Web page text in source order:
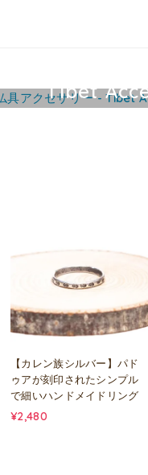
Tibet
【カレン族シルバー】パド
ゥアが刻印されたシンプル
で細いハンドメイドリング
¥2,480